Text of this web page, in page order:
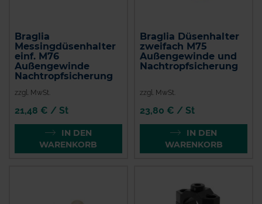
Braglia
Messingdüsenhalter
einf. M76
Außengewinde
Nachtropfsicherung
zzgl. MwSt.
21,48 € / St
IN DEN
WARENKORB
Braglia Düsenhalter
zweifach M75
Außengewinde und
Nachtropfsicherung
zzgl. MwSt.
23,80 € / St
IN DEN
WARENKORB